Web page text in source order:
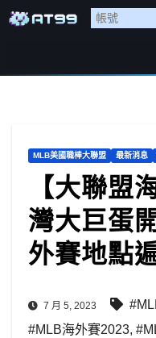
MLB美國職棒大聯盟 最新消息
【大聯盟
灣大巨蛋
外賽地點
7 月 5, 2023
#MLB海外賽2023,